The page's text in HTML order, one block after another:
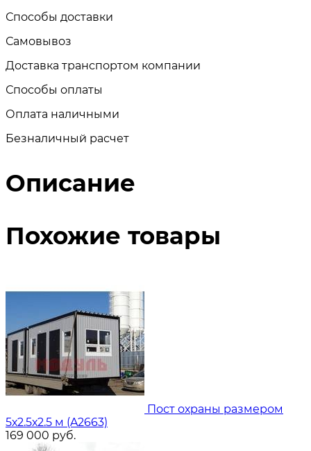
Способы доставки
Самовывоз
Доставка транспортом компании
Способы оплаты
Оплата наличными
Безналичный расчет
Описание
Похожие товары
Пост охраны размером
5х2.5х2.5 м (A2663)
169 000 руб.